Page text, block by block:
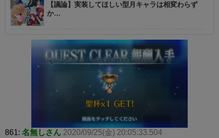
【議論】実装してほしい型月キャラは相変わらず
か…
861: 名無しさん 2020/09/25(金) 20:05:33.504